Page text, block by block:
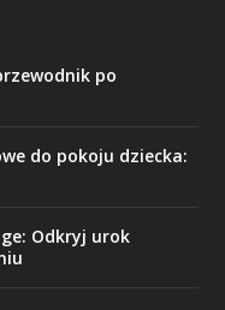
po
do pokoju dziecka:
Odkryj urok